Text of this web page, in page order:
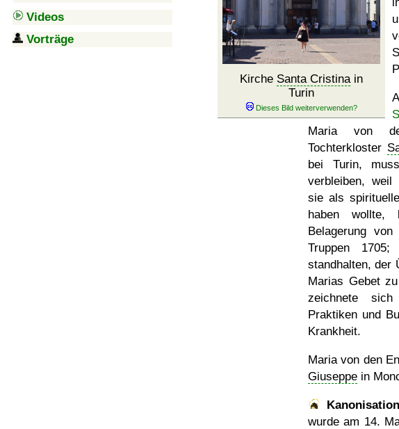
Videos
Vorträge
Kirche Santa Cristinain
Turin
Maria von
Tochterkloster
bei Turin,
verbleiben, weil
sie als
haben wollte,
Belagerung
Truppen
standhalten, der
Marias Gebet zu
zeichnete
Praktiken und
Krankheit.
Maria von den
Giuseppe in
wurde am 14.